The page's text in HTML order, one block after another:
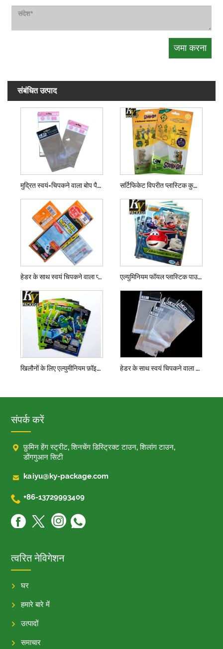
संबंधित उत्पाद
मुद्रित स्वयं-चिपकने वाला बोप पैकिंग बैग सर्टिफिकेट विपरीत प्लास्टिक कुकी बैग
हेडर के साथ स्वयं चिपकने वाला प्लास्टिक बैग एल्युमिनियम फॉयल प्लास्टिक पाउच बैग सील करें
खिलौनों के लिए एल्युमीनियम फ़ॉइल प्लास्टिक पैकेजिंग बैग हेडर के साथ स्वयं चिपकने वाला बैग हेडर के साथ
संपर्क करें
 फ़ुमिन हेंग स्ट्रीट, शिनचेंग डिस्ट्रिक्ट टाउन, शिलांग टाउन,
डोंगगुआन सिटी
 kaiyu@ky-package.com
 +86-13729993409
त्वरित नेविगेशन
घर
हमारे बारे में
उत्पादों
समाचार